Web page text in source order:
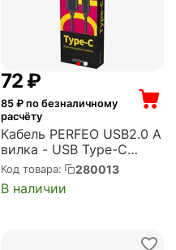
‍72‍ ₽
85₽ по безналичному
расчёту
Кабель PERFEO USB2.0 A
вилка - USB Type-C
вилка, черный, длина 1
м., бокс (U4703)
Код товара: 280013
В наличии